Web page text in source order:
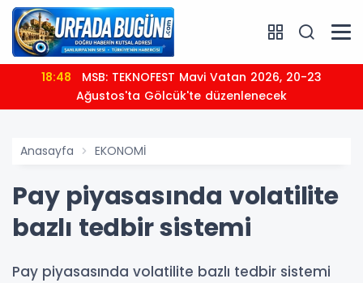
18:48
Ağustos'ta Gölcük'te düzenlenecek
Anasayfa EKONOMİ
Pay piyasasında volatilite
bazlı tedbir sistemi
Pay piyasasında volatilite bazlı tedbir sistemi